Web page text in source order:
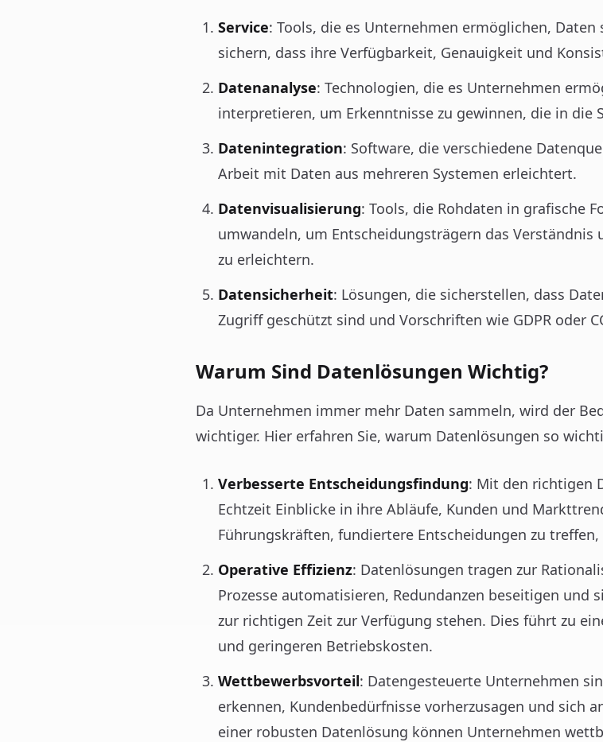
Service: Tools, die es Unternehmen ermöglichen,
sichern, dass ihre Verfügbarkeit, Genauigkeit und
Datenanalyse: Technologien, die es Unternehmen
interpretieren, um Erkenntnisse zu gewinnen, die in die
Datenintegration: Software, die verschiedene
Arbeit mit Daten aus mehreren Systemen erleichtert.
Datenvisualisierung: Tools, die Rohdaten in grafische
umwandeln, um Entscheidungsträgern das
zu erleichtern.
Datensicherheit: Lösungen, die sicherstellen, dass
Zugriff geschützt sind und Vorschriften wie GDPR oder
Warum Sind Datenlösungen Wichtig?
Da Unternehmen immer mehr Daten sammeln, wird der
wichtiger. Hier erfahren Sie, warum Datenlösungen so
Verbesserte Entscheidungsfindung: Mit den richtigen
Echtzeit Einblicke in ihre Abläufe, Kunden und
Führungskräften, fundiertere Entscheidungen zu
Operative Effizienz: Datenlösungen tragen zur
Prozesse automatisieren, Redundanzen beseitigen und
zur richtigen Zeit zur Verfügung stehen. Dies führt zu
und geringeren Betriebskosten.
Wettbewerbsvorteil: Datengesteuerte Unternehmen
erkennen, Kundenbedürfnisse vorherzusagen und sich
einer robusten Datenlösung können Unternehmen